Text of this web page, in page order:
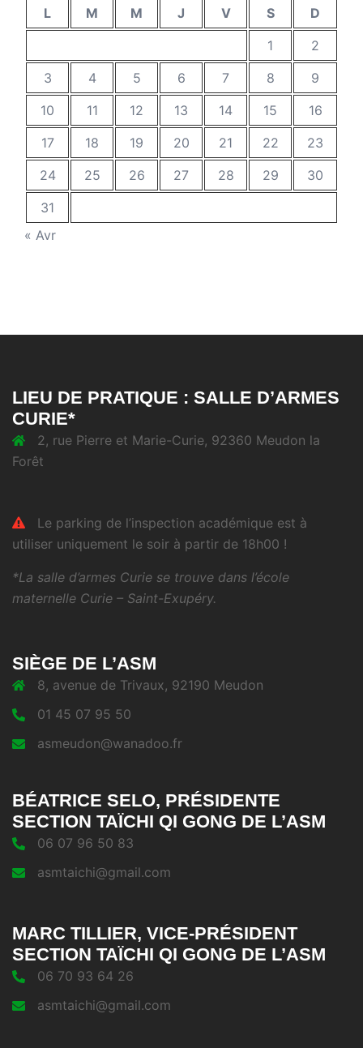
L M M J V S
D
1
2
3
4 5 6 7 8
9
10
11 12 13 14 15
16
17
18 19 20 21 22
23
24
25 26 27 28 29
30
31
« Avr
LIEU DE PRATIQUE : SALLE D’ARMES
CURIE*
2, rue Pierre et Marie-Curie, 92360 Meudon la
Forêt
Le parking de l’inspection académique est à
utiliser uniquement le soir à partir de 18h00 !
*La salle d’armes Curie se trouve dans l’école
maternelle Curie – Saint-Exupéry.
SIÈGE DE L’ASM
8, avenue de Trivaux, 92190 Meudon
01 45 07 95 50
asmeudon@wanadoo.fr
BÉATRICE SELO, PRÉSIDENTE
SECTION TAÏCHI QI GONG DE L’ASM
06 07 96 50 83
asmtaichi@gmail.com
MARC TILLIER, VICE-PRÉSIDENT
SECTION TAÏCHI QI GONG DE L’ASM
06 70 93 64 26
asmtaichi@gmail.com